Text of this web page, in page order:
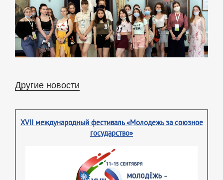
Другие новости
XVII международный фестиваль «Молодежь за союзное
государство»